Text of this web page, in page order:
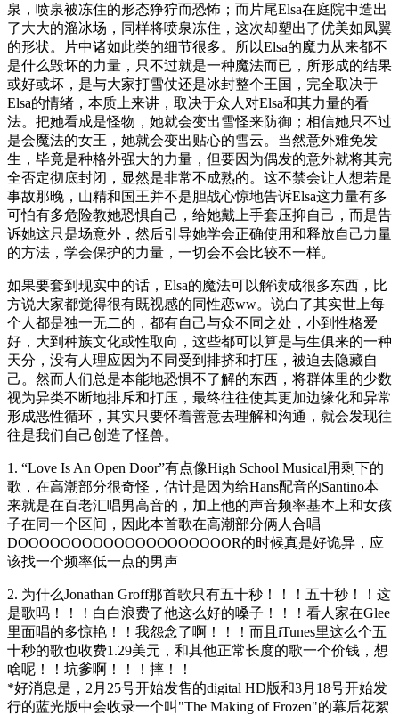
泉，喷泉被冻住的形态狰狞而恐怖；而片尾Elsa在庭院中造出
了大大的溜冰场，同样将喷泉冻住，这次却塑出了优美如凤翼
的形状。片中诸如此类的细节很多。所以Elsa的魔力从来都不
是什么毁坏的力量，只不过就是一种魔法而已，所形成的结果
或好或坏，是与大家打雪仗还是冰封整个王国，完全取决于
Elsa的情绪，本质上来讲，取决于众人对Elsa和其力量的看
法。把她看成是怪物，她就会变出雪怪来防御；相信她只不过
是会魔法的女王，她就会变出贴心的雪云。当然意外难免发
生，毕竟是种格外强大的力量，但要因为偶发的意外就将其完
全否定彻底封闭，显然是非常不成熟的。这不禁会让人想若是
事故那晚，山精和国王并不是胆战心惊地告诉Elsa这力量有多
可怕有多危险教她恐惧自己，给她戴上手套压抑自己，而是告
诉她这只是场意外，然后引导她学会正确使用和释放自己力量
的方法，学会保护的力量，一切会不会比较不一样。
如果要套到现实中的话，Elsa的魔法可以解读成很多东西，比
方说大家都觉得很有既视感的同性恋ww。说白了其实世上每
个人都是独一无二的，都有自己与众不同之处，小到性格爱
好，大到种族文化或性取向，这些都可以算是与生俱来的一种
天分，没有人理应因为不同受到排挤和打压，被迫去隐藏自
己。然而人们总是本能地恐惧不了解的东西，将群体里的少数
视为异类不断地排斥和打压，最终往往使其更加边缘化和异常
形成恶性循环，其实只要怀着善意去理解和沟通，就会发现往
往是我们自己创造了怪兽。
1. “Love Is An Open Door”有点像High School Musical用剩下的
歌，在高潮部分很奇怪，估计是因为给Hans配音的Santino本
来就是在百老汇唱男高音的，加上他的声音频率基本上和女孩
子在同一个区间，因此本首歌在高潮部分俩人合唱
DOOOOOOOOOOOOOOOOOOOOR的时候真是好诡异，应
该找一个频率低一点的男声
2. 为什么Jonathan Groff那首歌只有五十秒！！！五十秒！！这
是歌吗！！！白白浪费了他这么好的嗓子！！！看人家在Glee
里面唱的多惊艳！！我怨念了啊！！！而且iTunes里这么个五
十秒的歌也收费1.29美元，和其他正常长度的歌一个价钱，想
啥呢！！坑爹啊！！！摔！！
*好消息是，2月25号开始发售的digital HD版和3月18号开始发
行的蓝光版中会收录一个叫"The Making of Frozen"的幕后花絮